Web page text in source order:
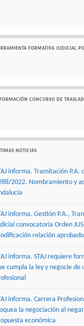
FORMATIVA JUDICIAL
CONCURSO DE
NOTICIAS
informa. Tramitación P.A.
2022. Nombramiento y
informa. Gestión P.A.,
convocatoria Orden
relación
informa. STAJ requiere
cumpla la ley y negocie de
informa. Carrera
la negociación al
económica